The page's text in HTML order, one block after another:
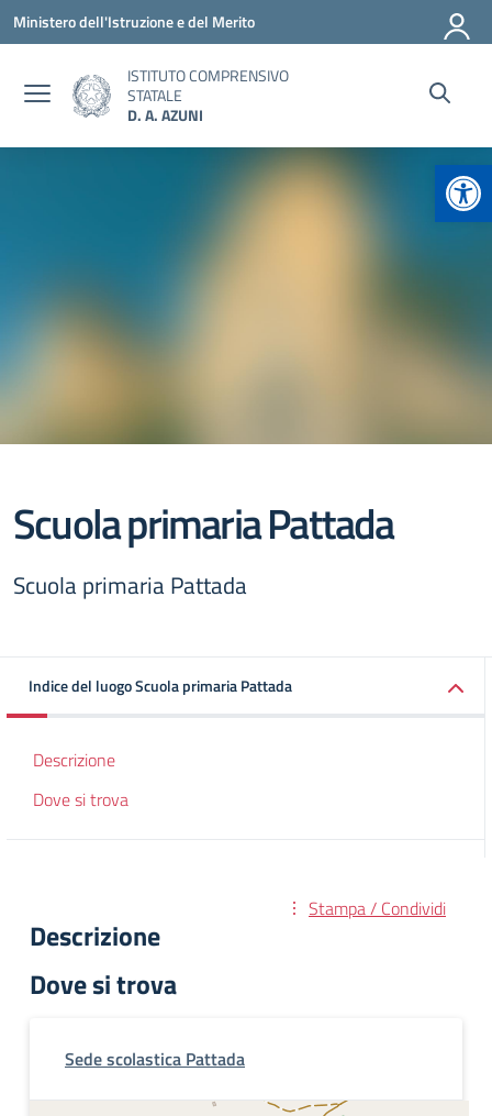
Vai ai contenuti
Vai al menu di navigazione
Vai al footer
Ministero dell'Istruzione e del Merito
ISTITUTO COMPRENSIVO
STATALE
D. A. AZUNI
Scuola primaria Pattada
Scuola primaria Pattada
Indice del luogo Scuola primaria Pattada
Descrizione
Dove si trova
Stampa / Condividi
Descrizione
Dove si trova
Sede scolastica Pattada